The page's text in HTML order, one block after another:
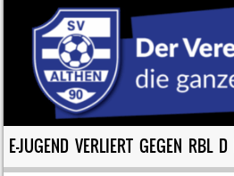
E-JUGEND VERLIERT GEGEN RBL